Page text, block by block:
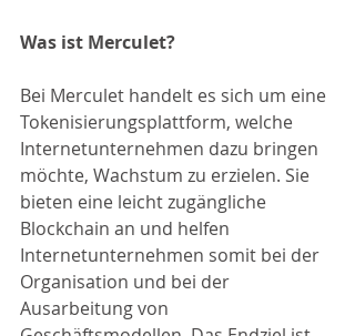
Was ist Merculet?
Bei Merculet handelt es sich um eine
Tokenisierungsplattform, welche
Internetunternehmen dazu bringen
möchte, Wachstum zu erzielen. Sie
bieten eine leicht zugängliche
Blockchain an und helfen
Internetunternehmen somit bei der
Organisation und bei der
Ausarbeitung von